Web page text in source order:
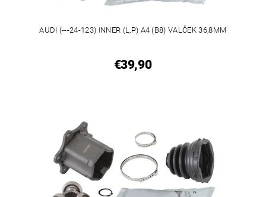
AUDI (---24-123) INNER (L,P) A4 (B8) VALČEK 36,8MM
€39,90